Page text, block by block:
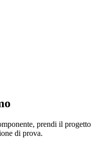
prendi il progetto
di prova.